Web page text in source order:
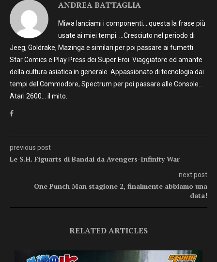
ANDREA BATTAGLIA
Miwa lanciami i componenti….questa la frase più
usate ai miei tempi. …Cresciuto nel periodo di
Jeeg, Goldrake, Mazinga e similari per poi passare ai fumetti
Star Comics e Play Press dei Super Eroi. Viaggiatore ed amante
della cultura asiatica in generale. Appassionato di tecnologia dai
tempi del Commodore, Spectrum per poi passare alle Console…
Atari 2600… il mito.
previous post
Le S.H. Figuarts di Bandai da Avengers-Infinity War
next post
One Punch Man stagione 2, finalmente abbiamo una
data!
RELATED ARTICLES